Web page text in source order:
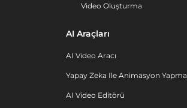
Video Oluşturma
AI Araçları
AI Video Aracı
Yapay Zeka Ile Animasyon Yapma
AI Video Editörü